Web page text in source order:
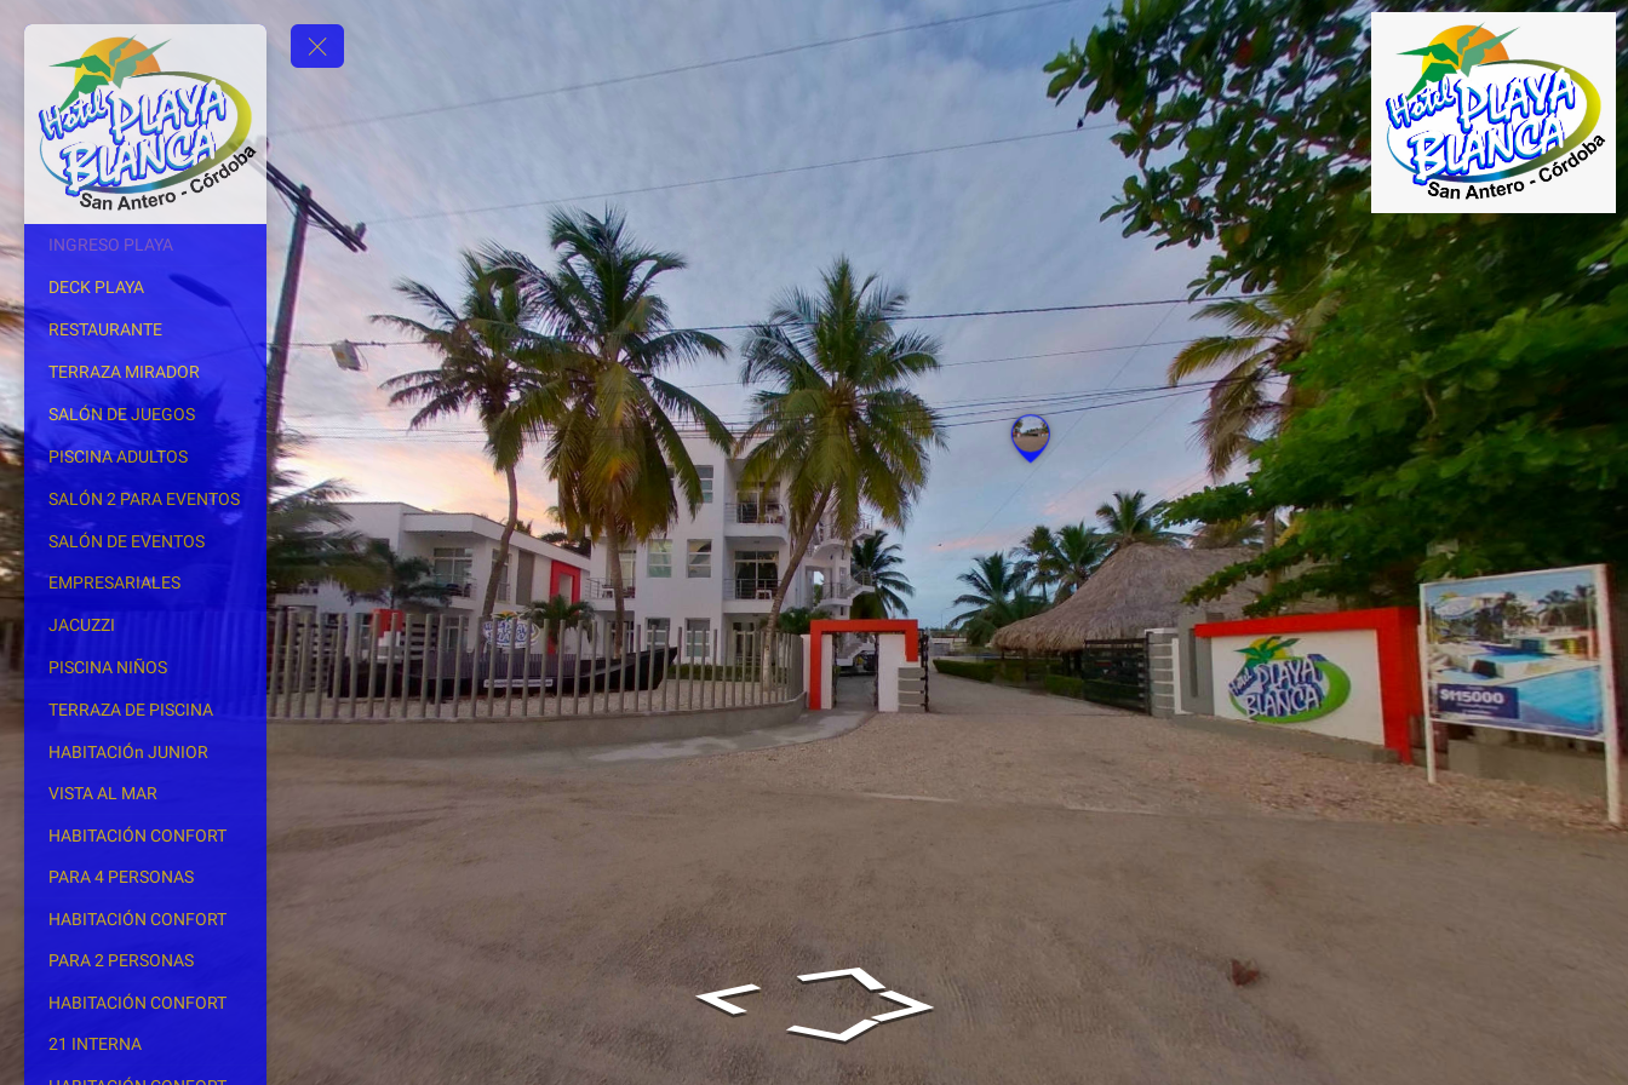
INGRESO PLAYA
DECK PLAYA
RESTAURANTE
TERRAZA MIRADOR
SALÓN DE JUEGOS
PISCINA ADULTOS
SALÓN 2 PARA EVENTOS
SALÓN DE EVENTOS
EMPRESARIALES
JACUZZI
PISCINA NIÑOS
TERRAZA DE PISCINA
HABITACIÓn JUNIOR
VISTA AL MAR
HABITACIÓN CONFORT
PARA 4 PERSONAS
HABITACIÓN CONFORT
PARA 2 PERSONAS
HABITACIÓN CONFORT
21 INTERNA